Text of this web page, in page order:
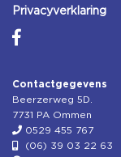
Privacyverklaring
Contactgegevens
Beerzerweg 5D.
7731 PA Ommen
0529 455 767
(06) 39 03 22 63